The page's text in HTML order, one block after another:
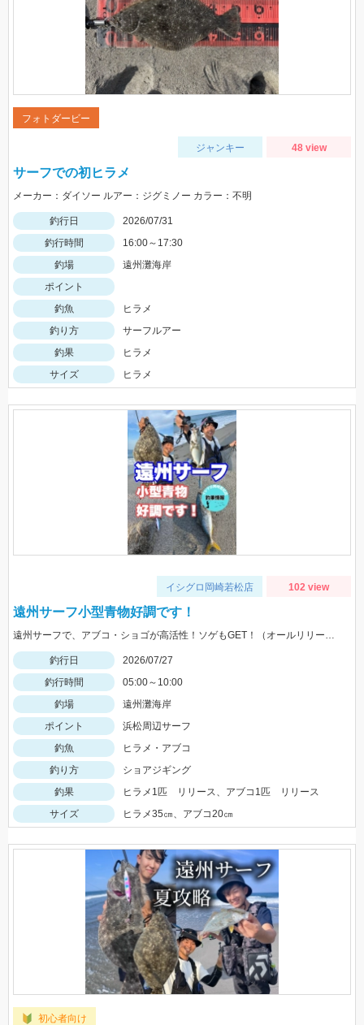
フォトダービー
ジャンキー 48 view
サーフでの初ヒラメ
メーカー：ダイソー ルアー：ジグミノー カラー：不明
釣行日
2026/07/31
釣行時間
16:00～17:30
釣場
遠州灘海岸
ポイント
釣魚
ヒラメ
釣り方
サーフルアー
釣果
ヒラメ
サイズ
ヒラメ
イシグロ岡崎若松店 102 view
遠州サーフ小型青物好調です！
釣行日
2026/07/27
釣行時間
05:00～10:00
釣場
遠州灘海岸
ポイント
浜松周辺サーフ
釣魚
ヒラメ・アブコ
釣り方
ショアジギング
釣果
ヒラメ1匹 リリース、アブコ1匹 リリース
サイズ
ヒラメ35㎝、アブコ20㎝
初心者向け